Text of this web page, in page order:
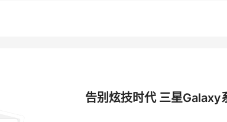
告别炫技时代 三星Galaxy